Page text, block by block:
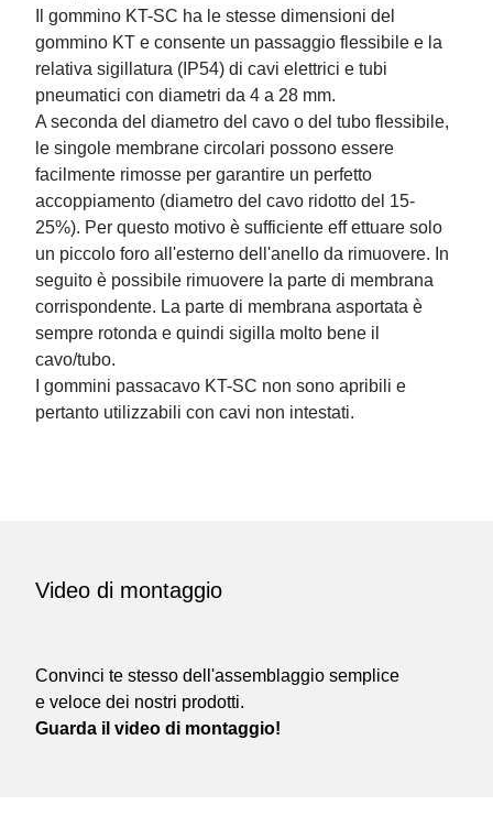
Il gommino KT-SC ha le stesse dimensioni del
gommino KT e consente un passaggio flessibile e la
relativa sigillatura (IP54) di cavi elettrici e tubi
pneumatici con diametri da 4 a 28 mm.
A seconda del diametro del cavo o del tubo flessibile,
le singole membrane circolari possono essere
facilmente rimosse per garantire un perfetto
accoppiamento (diametro del cavo ridotto del 15-
25%). Per questo motivo è sufficiente eff ettuare solo
un piccolo foro all'esterno dell'anello da rimuovere. In
seguito è possibile rimuovere la parte di membrana
corrispondente. La parte di membrana asportata è
sempre rotonda e quindi sigilla molto bene il
cavo/tubo.
I gommini passacavo KT-SC non sono apribili e
pertanto utilizzabili con cavi non intestati.
Video di montaggio
Convinci te stesso dell'assemblaggio semplice
e veloce dei nostri prodotti.
Guarda il video di montaggio!